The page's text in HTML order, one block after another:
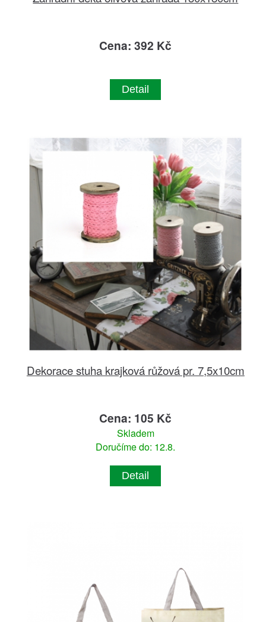
Cena: 392 Kč
Detail
Dekorace stuha krajková růžová pr. 7,5x10cm
Cena: 105 Kč
Skladem
Doručíme do: 12.8.
Detail